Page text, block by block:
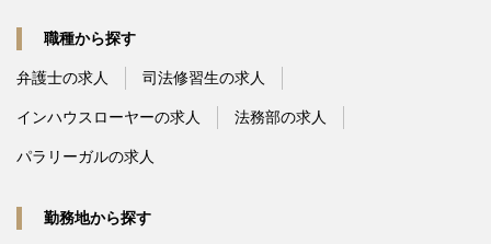
職種から探す
弁護士の求人 司法修習生の求人
インハウスローヤーの求人 法務部の求人
パラリーガルの求人
勤務地から探す